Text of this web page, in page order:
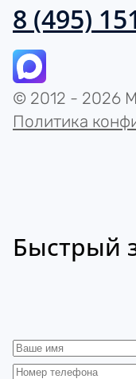
8 (495)
© 2012 - 2026
Политика
Быстрый